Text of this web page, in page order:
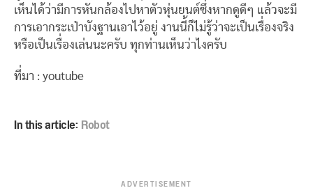
เห็นได้ว่ามีการหันกล้องไปหาตัวหุ่นยนต์ซึ่งหากดูดีๆ แล้วจะมี
การเอากระเป๋าบังฐานเอาไว้อยู่ งานนี้ก็ไม่รู้ว่าจะเป็นเรื่องจริง
หรือเป็นเรื่องเล่นนะครับ ทุกท่านเห็นว่าไงครับ
ที่มา : youtube
In this article:Robot
ADVERTISEMENT